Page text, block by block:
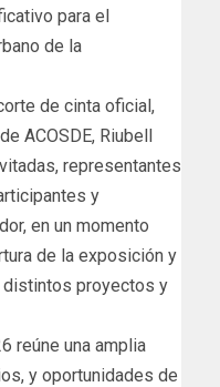
para el
de la
de cinta oficial,
ACOSDE, Riubell
representantes
y
en un momento
de la exposición y
distintos proyectos y
reúne una amplia
y oportunidades de